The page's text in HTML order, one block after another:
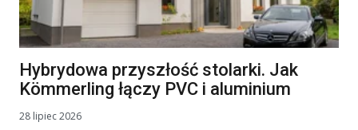
Hybrydowa przyszłość stolarki. Jak
Kömmerling łączy PVC i aluminium
28 lipiec 2026